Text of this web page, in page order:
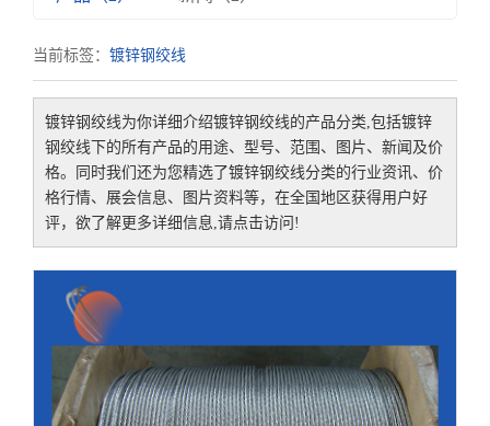
当前标签： 镀锌钢绞线
镀锌钢绞线为你详细介绍镀锌钢绞线的产品分类,包括镀锌
钢绞线 下的所有产品的用途、型号、范围、图片、新闻及价
格。同时我们还为您精选了镀锌钢绞线分类的行业资讯、价
格行情、展会信息、图片资料等，在全国地区获得用户好
评，欲了解更多详细信息,请点击访问!